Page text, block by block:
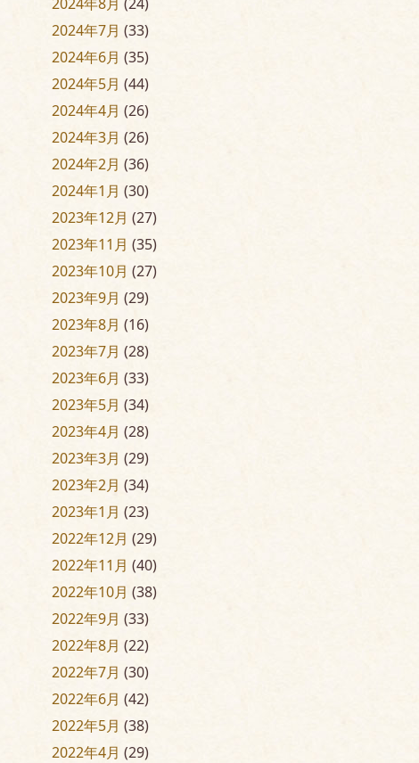
2024年7月 (33)
2024年6月 (35)
2024年5月 (44)
2024年4月 (26)
2024年3月 (26)
2024年2月 (36)
2024年1月 (30)
2023年12月 (27)
2023年11月 (35)
2023年10月 (27)
2023年9月 (29)
2023年8月 (16)
2023年7月 (28)
2023年6月 (33)
2023年5月 (34)
2023年4月 (28)
2023年3月 (29)
2023年2月 (34)
2023年1月 (23)
2022年12月 (29)
2022年11月 (40)
2022年10月 (38)
2022年9月 (33)
2022年8月 (22)
2022年7月 (30)
2022年6月 (42)
2022年5月 (38)
2022年4月 (29)